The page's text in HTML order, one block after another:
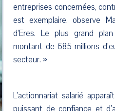
entreprises concernées,
est exemplaire, observe
d’Eres. Le plus grand
montant de 685 millions
secteur. »
L’actionnariat salarié